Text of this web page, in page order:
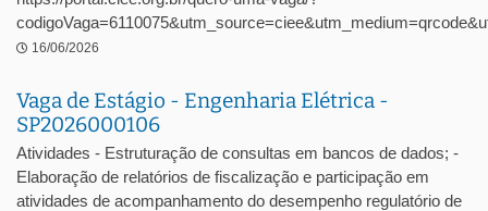
16/06/2026
Vaga de Estágio - Engenharia Elétrica -
SP2026000106
Atividades - Estruturação de consultas em bancos de dados; -
Elaboração de relatórios de fiscalização e participação em
atividades de acompanhamento do desempenho regulatório de